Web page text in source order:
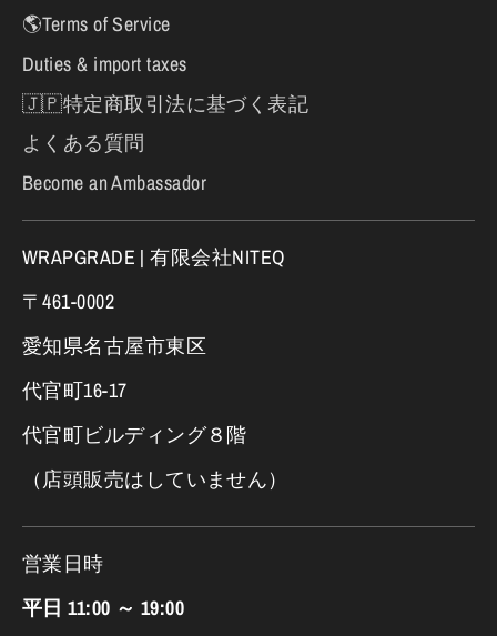
🌎Terms of Service
Duties & import taxes
🇯🇵特定商取引法に基づく表記
よくある質問
Become an Ambassador
WRAPGRADE | 有限会社NITEQ
〒461-0002
愛知県名古屋市東区
代官町16-17
代官町ビルディング８階
（店頭販売はしていません）
営業日時
平日 11:00 ～ 19:00